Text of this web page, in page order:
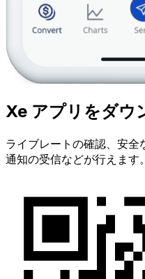
Xe アプリをダウ
ライブレートの確認、安全
通知の受信などが行えます。